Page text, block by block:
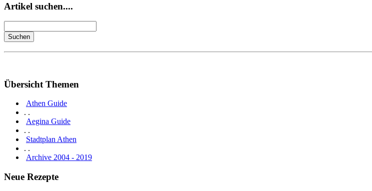
Artikel suchen....
Übersicht Themen
Athen Guide
. .
Aegina Guide
. .
Stadtplan Athen
. .
Archive 2004 - 2019
Neue Rezepte